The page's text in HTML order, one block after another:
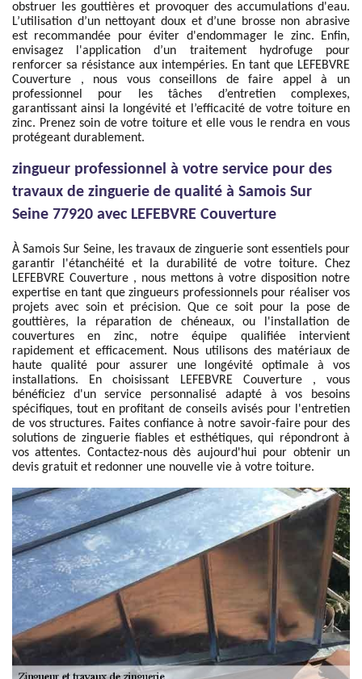
obstruer les gouttières et provoquer des accumulations d'eau.
L’utilisation d’un nettoyant doux et d’une brosse non abrasive
est recommandée pour éviter d'endommager le zinc. Enfin,
envisagez l'application d’un traitement hydrofuge pour
renforcer sa résistance aux intempéries. En tant que LEFEBVRE
Couverture , nous vous conseillons de faire appel à un
professionnel pour les tâches d’entretien complexes,
garantissant ainsi la longévité et l’efficacité de votre toiture en
zinc. Prenez soin de votre toiture et elle vous le rendra en vous
protégeant durablement.
zingueur professionnel à votre service pour des
travaux de zinguerie de qualité à Samois Sur
Seine 77920 avec LEFEBVRE Couverture
À Samois Sur Seine, les travaux de zinguerie sont essentiels pour
garantir l'étanchéité et la durabilité de votre toiture. Chez
LEFEBVRE Couverture , nous mettons à votre disposition notre
expertise en tant que zingueurs professionnels pour réaliser vos
projets avec soin et précision. Que ce soit pour la pose de
gouttières, la réparation de chéneaux, ou l'installation de
couvertures en zinc, notre équipe qualifiée intervient
rapidement et efficacement. Nous utilisons des matériaux de
haute qualité pour assurer une longévité optimale à vos
installations. En choisissant LEFEBVRE Couverture , vous
bénéficiez d'un service personnalisé adapté à vos besoins
spécifiques, tout en profitant de conseils avisés pour l'entretien
de vos structures. Faites confiance à notre savoir-faire pour des
solutions de zinguerie fiables et esthétiques, qui répondront à
vos attentes. Contactez-nous dès aujourd'hui pour obtenir un
devis gratuit et redonner une nouvelle vie à votre toiture.